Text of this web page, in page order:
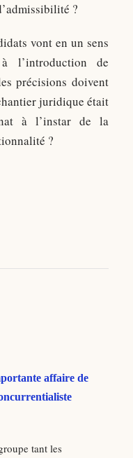
?
vont en un sens
à l’introduction de
précisions doivent
juridique était
à l’instar de la
?
affaire de
tant les